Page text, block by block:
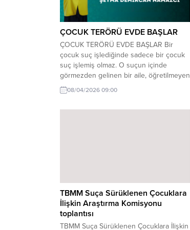
ÇOCUK TERÖRÜ EVDE BAŞLAR
ÇOCUK TERÖRÜ EVDE BAŞLAR Bir
çocuk suç işlediğinde sadece bir çocuk
suç işlemiş olmaz. O suçun içinde
görmezden gelinen bir aile, öğretilmeyen
sınırlar ve normalleştirilen yanlışlar vardır.
Geçenlerde yaşadığım bir olay beni
08/04/2026 09:00
TBMM Suça Sürüklenen Çocuklara
İlişkin Araştırma Komisyonu
toplantısı
TBMM Suça Sürüklenen Çocuklara İlişkin